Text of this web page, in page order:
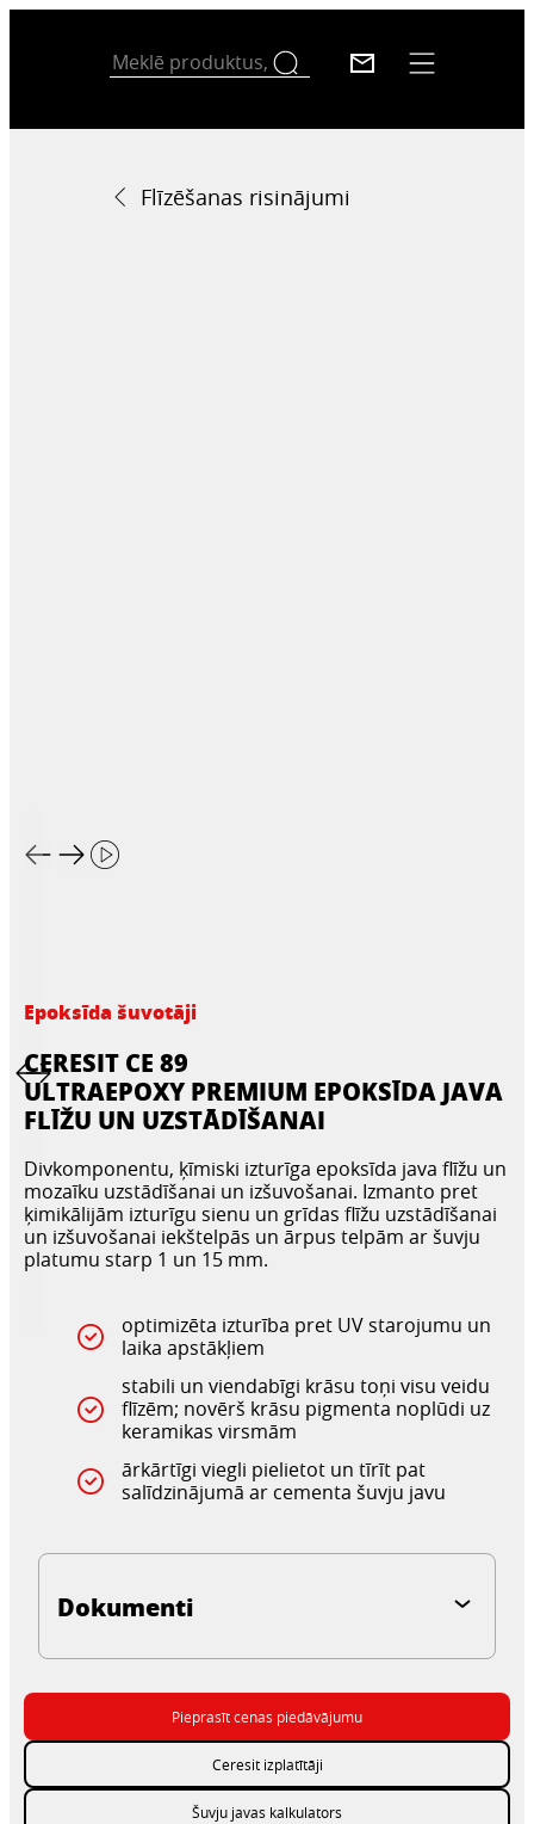
Flīzēšanas risinājumi
Epoksīda šuvotāji
CERESIT CE 89
ULTRAEPOXY PREMIUM EPOKSĪDA JAVA
FLĪŽU UN UZSTĀDĪŠANAI
Divkomponentu, ķīmiski izturīga epoksīda java flīžu un
mozaīku uzstādīšanai un izšuvošanai. Izmanto pret
ķimikālijām izturīgu sienu un grīdas flīžu uzstādīšanai
un izšuvošanai iekštelpās un ārpus telpām ar šuvju
platumu starp 1 un 15 mm.
optimizēta izturība pret UV starojumu un
laika apstākļiem
stabili un viendabīgi krāsu toņi visu veidu
flīzēm; novērš krāsu pigmenta noplūdi uz
keramikas virsmām
ārkārtīgi viegli pielietot un tīrīt pat
salīdzinājumā ar cementa šuvju javu
Dokumenti
Pieprasīt cenas piedāvājumu
Ceresit izplatītāji
Šuvju javas kalkulators